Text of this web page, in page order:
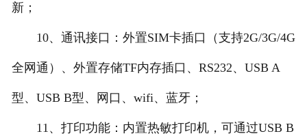
新；
10、通讯接口：外置SIM卡插口（支持2G/3G/4G
全网通）、外置存储TF内存插口、RS232、USB A
型、USB B型、网口、wifi、蓝牙；
11、打印功能：内置热敏打印机，可通过USB B